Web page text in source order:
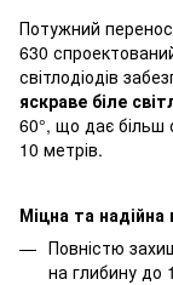
Потужний
630
світлодіодів
яскраве біле
60°, що дає більш
10 метрів.
Міцна та надійна
Повністю
на глибину до